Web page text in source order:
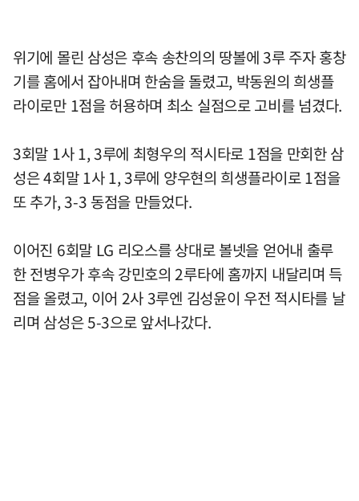
위기에 몰린 삼성은 후속 송찬의의 땅볼에 3루 주자 홍창
기를 홈에서 잡아내며 한숨을 돌렸고, 박동원의 희생플
라이로만 1점을 허용하며 최소 실점으로 고비를 넘겼다.
3회말 1사 1, 3루에 최형우의 적시타로 1점을 만회한 삼
성은 4회말 1사 1, 3루에 양우현의 희생플라이로 1점을
또 추가, 3-3 동점을 만들었다.
이어진 6회말 LG 리오스를 상대로 볼넷을 얻어내 출루
한 전병우가 후속 강민호의 2루타에 홈까지 내달리며 득
점을 올렸고, 이어 2사 3루엔 김성윤이 우전 적시타를 날
리며 삼성은 5-3으로 앞서나갔다.